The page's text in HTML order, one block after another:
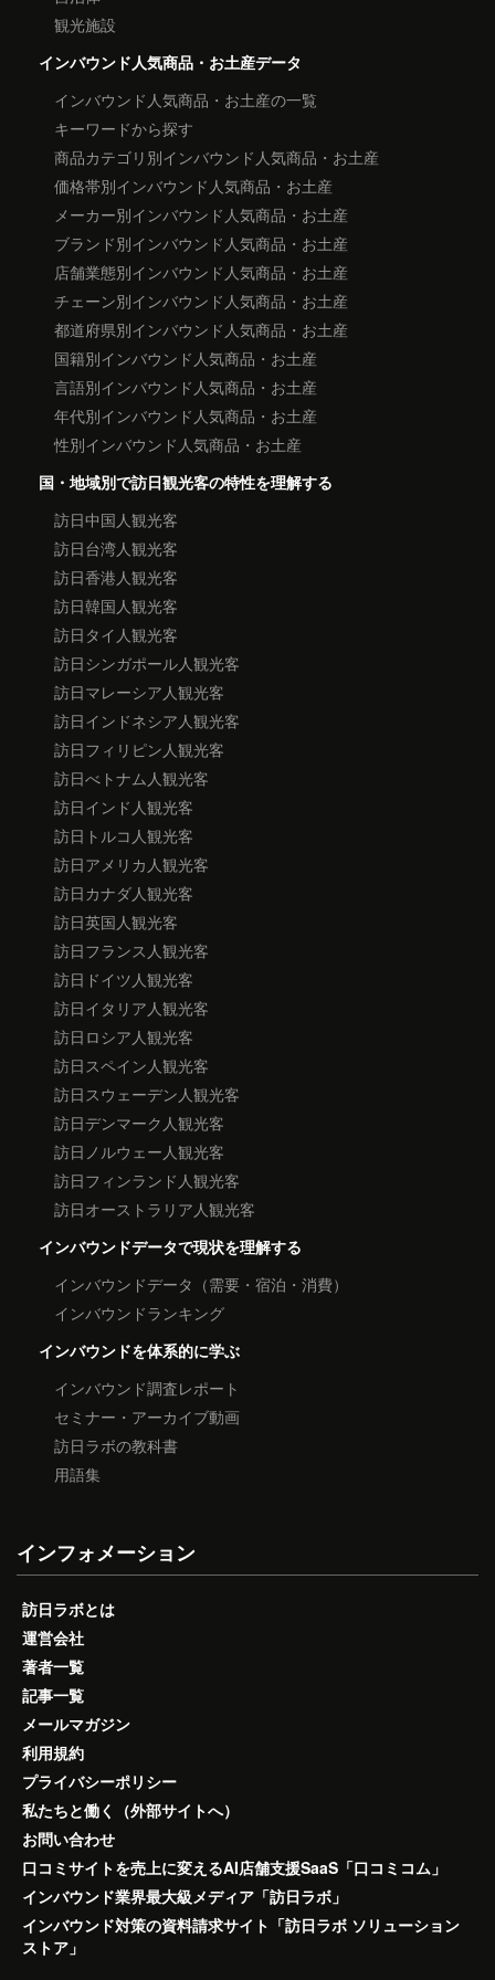
観光施設
インバウンド人気商品・お土産データ
インバウンド人気商品・お土産の一覧
キーワードから探す
商品カテゴリ別インバウンド人気商品・お土産
価格帯別インバウンド人気商品・お土産
メーカー別インバウンド人気商品・お土産
ブランド別インバウンド人気商品・お土産
店舗業態別インバウンド人気商品・お土産
チェーン別インバウンド人気商品・お土産
都道府県別インバウンド人気商品・お土産
国籍別インバウンド人気商品・お土産
言語別インバウンド人気商品・お土産
年代別インバウンド人気商品・お土産
性別インバウンド人気商品・お土産
国・地域別で訪日観光客の特性を理解する
訪日中国人観光客
訪日台湾人観光客
訪日香港人観光客
訪日韓国人観光客
訪日タイ人観光客
訪日シンガポール人観光客
訪日マレーシア人観光客
訪日インドネシア人観光客
訪日フィリピン人観光客
訪日べトナム人観光客
訪日インド人観光客
訪日トルコ人観光客
訪日アメリカ人観光客
訪日カナダ人観光客
訪日英国人観光客
訪日フランス人観光客
訪日ドイツ人観光客
訪日イタリア人観光客
訪日ロシア人観光客
訪日スペイン人観光客
訪日スウェーデン人観光客
訪日デンマーク人観光客
訪日ノルウェー人観光客
訪日フィンランド人観光客
訪日オーストラリア人観光客
インバウンドデータで現状を理解する
インバウンドデータ（需要・宿泊・消費）
インバウンドランキング
インバウンドを体系的に学ぶ
インバウンド調査レポート
セミナー・アーカイブ動画
訪日ラボの教科書
用語集
インフォメーション
訪日ラボとは
運営会社
著者一覧
記事一覧
メールマガジン
利用規約
プライバシーポリシー
私たちと働く（外部サイトへ）
お問い合わせ
口コミサイトを売上に変えるAI店舗支援SaaS「口コミコム」
インバウンド業界最大級メディア「訪日ラボ」
インバウンド対策の資料請求サイト「訪日ラボ ソリューション
ストア」